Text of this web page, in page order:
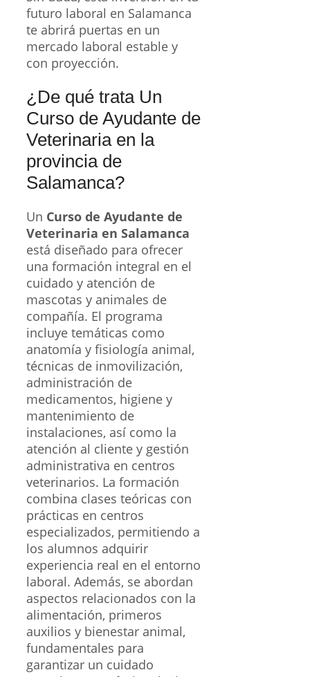
futuro laboral en Salamanca
te abrirá puertas en un
mercado laboral estable y
con proyección.
¿De qué trata Un
Curso de Ayudante de
Veterinaria en la
provincia de
Salamanca?
Un Curso de Ayudante de
Veterinaria en Salamanca
está diseñado para ofrecer
una formación integral en el
cuidado y atención de
mascotas y animales de
compañía. El programa
incluye temáticas como
anatomía y fisiología animal,
técnicas de inmovilización,
administración de
medicamentos, higiene y
mantenimiento de
instalaciones, así como la
atención al cliente y gestión
administrativa en centros
veterinarios. La formación
combina clases teóricas con
prácticas en centros
especializados, permitiendo a
los alumnos adquirir
experiencia real en el entorno
laboral. Además, se abordan
aspectos relacionados con la
alimentación, primeros
auxilios y bienestar animal,
fundamentales para
garantizar un cuidado